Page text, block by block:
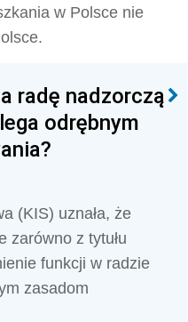
w Polsce nie
radę nadzorczą
odrębnym
(KIS) uznała, że
zarówno z tytułu
funkcji w radzie
zasadom